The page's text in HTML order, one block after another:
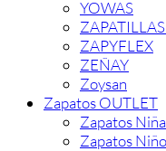
YOWAS
ZAPYFLEX
ZEÑAY
Zoysan
Zapatos OUTLET
Zapatos
Zapatos